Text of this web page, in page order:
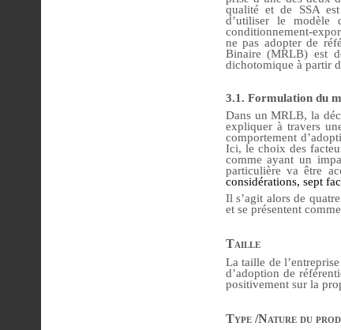
qualité et de SSA
d’utiliser le modèle
conditionnement-
ne pas adopter de
Binaire (MRLB) est
dichotomique à partir
3.1. Formulation du
Dans un MRLB, la
expliquer à travers
comportement
Ici, le choix des
comme ayant un
particulière va être
considérations, sept
Il s’agit alors de
et se présentent
Taille
La taille de
d’adoption de
positivement sur la
Type /Nature du